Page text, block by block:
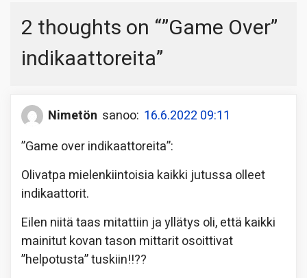
2 thoughts on “”Game Over”
indikaattoreita”
Nimetön sanoo: 16.6.2022 09:11
”Game over indikaattoreita”:
Olivatpa mielenkiintoisia kaikki jutussa olleet
indikaattorit.
Eilen niitä taas mitattiin ja yllätys oli, että kaikki
mainitut kovan tason mittarit osoittivat
”helpotusta” tuskiin!!??